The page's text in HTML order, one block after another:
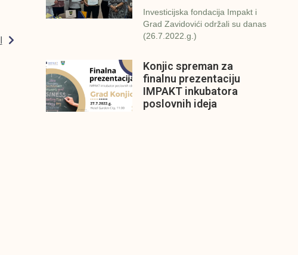
Investicijska fondacija Impakt i
Grad Zavidovići održali su danas
(26.7.2022.g.)
Konjic spreman za
finalnu prezentaciju
IMPAKT inkubatora
poslovnih ideja